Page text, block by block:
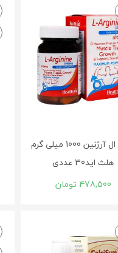
قرص ال آرژنین 1000 میلی گرم
هلث اید30 عددی
478,500 تومان